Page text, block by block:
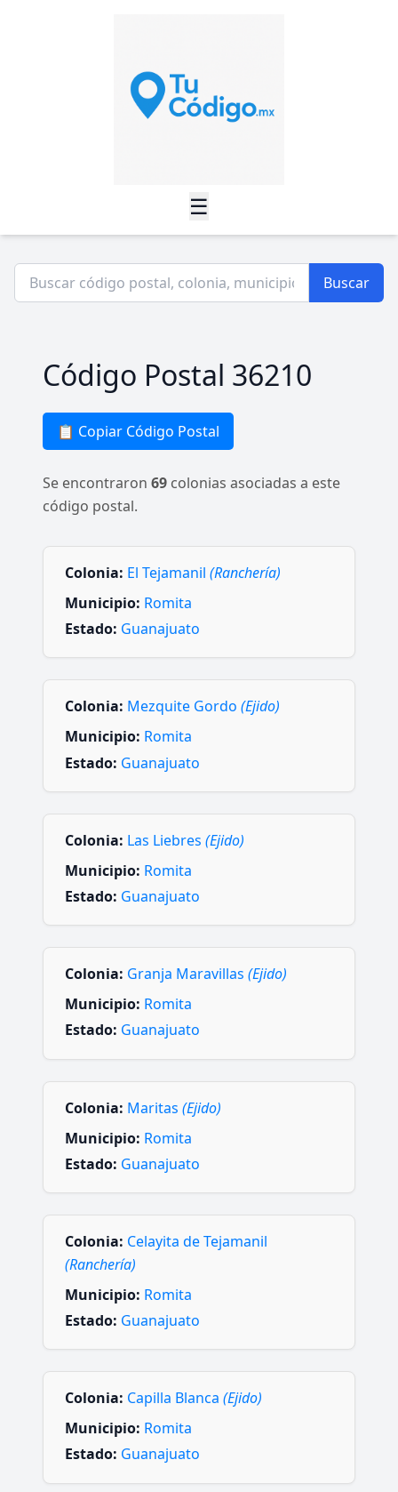
☰
Buscar
Código Postal 36210
📋 Copiar Código Postal
Se encontraron 69 colonias asociadas a este
código postal.
Colonia: El Tejamanil (Ranchería)
Municipio: Romita
Estado: Guanajuato
Colonia: Mezquite Gordo (Ejido)
Municipio: Romita
Estado: Guanajuato
Colonia: Las Liebres (Ejido)
Municipio: Romita
Estado: Guanajuato
Colonia: Granja Maravillas (Ejido)
Municipio: Romita
Estado: Guanajuato
Colonia: Maritas (Ejido)
Municipio: Romita
Estado: Guanajuato
Colonia: Celayita de Tejamanil
(Ranchería)
Municipio: Romita
Estado: Guanajuato
Colonia: Capilla Blanca (Ejido)
Municipio: Romita
Estado: Guanajuato